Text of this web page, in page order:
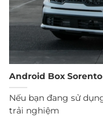
Android Box Sorento
Nếu bạn đang sử
trải nghiệm